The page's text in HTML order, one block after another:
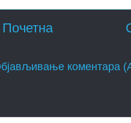
Почетна
коментара